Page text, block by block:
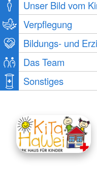
Unser Bild vom
Verpflegung
Bildungs- und
Das Team
Sonstiges